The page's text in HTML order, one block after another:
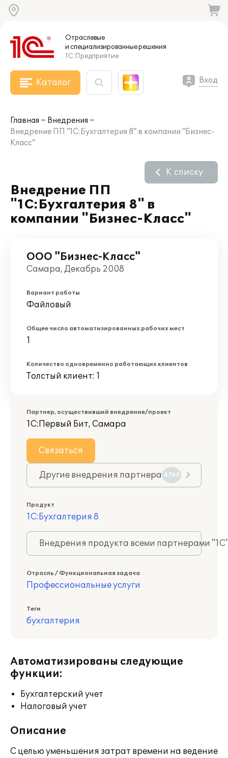
Отраслевые
и специализированныерешения
1С:Предприятие
Каталог Вход
Главная
Внедрения
Внедрение ПП "1С:Бухгалтерия 8" в компании "Бизнес-
Класс"
Внедрение ПП
"1С:Бухгалтерия 8" в
компании "Бизнес-Класс"
К списку
ООО "Бизнес-Класс"
Самара, Декабрь 2008
Вариант работы
Файловый
Общее число автоматизированных рабочих мест
1
Количество одновременно работающих клиентов
Толстый клиент: 1
Партнер, осуществивший внедрение/проект
1С:Первый Бит, Самара
Связаться
Другие внедрения партнера 4763
Продукт
1С:Бухгалтерия 8
Внедрения продукта всеми партнерами
Отрасль / Функциональная задача
Профессиональные услуги
Теги
бухгалтерия
Автоматизированы следующие
функции:
Бухгалтерский учет
Налоговый учет
Описание
С целью уменьшения затрат времени на ведение